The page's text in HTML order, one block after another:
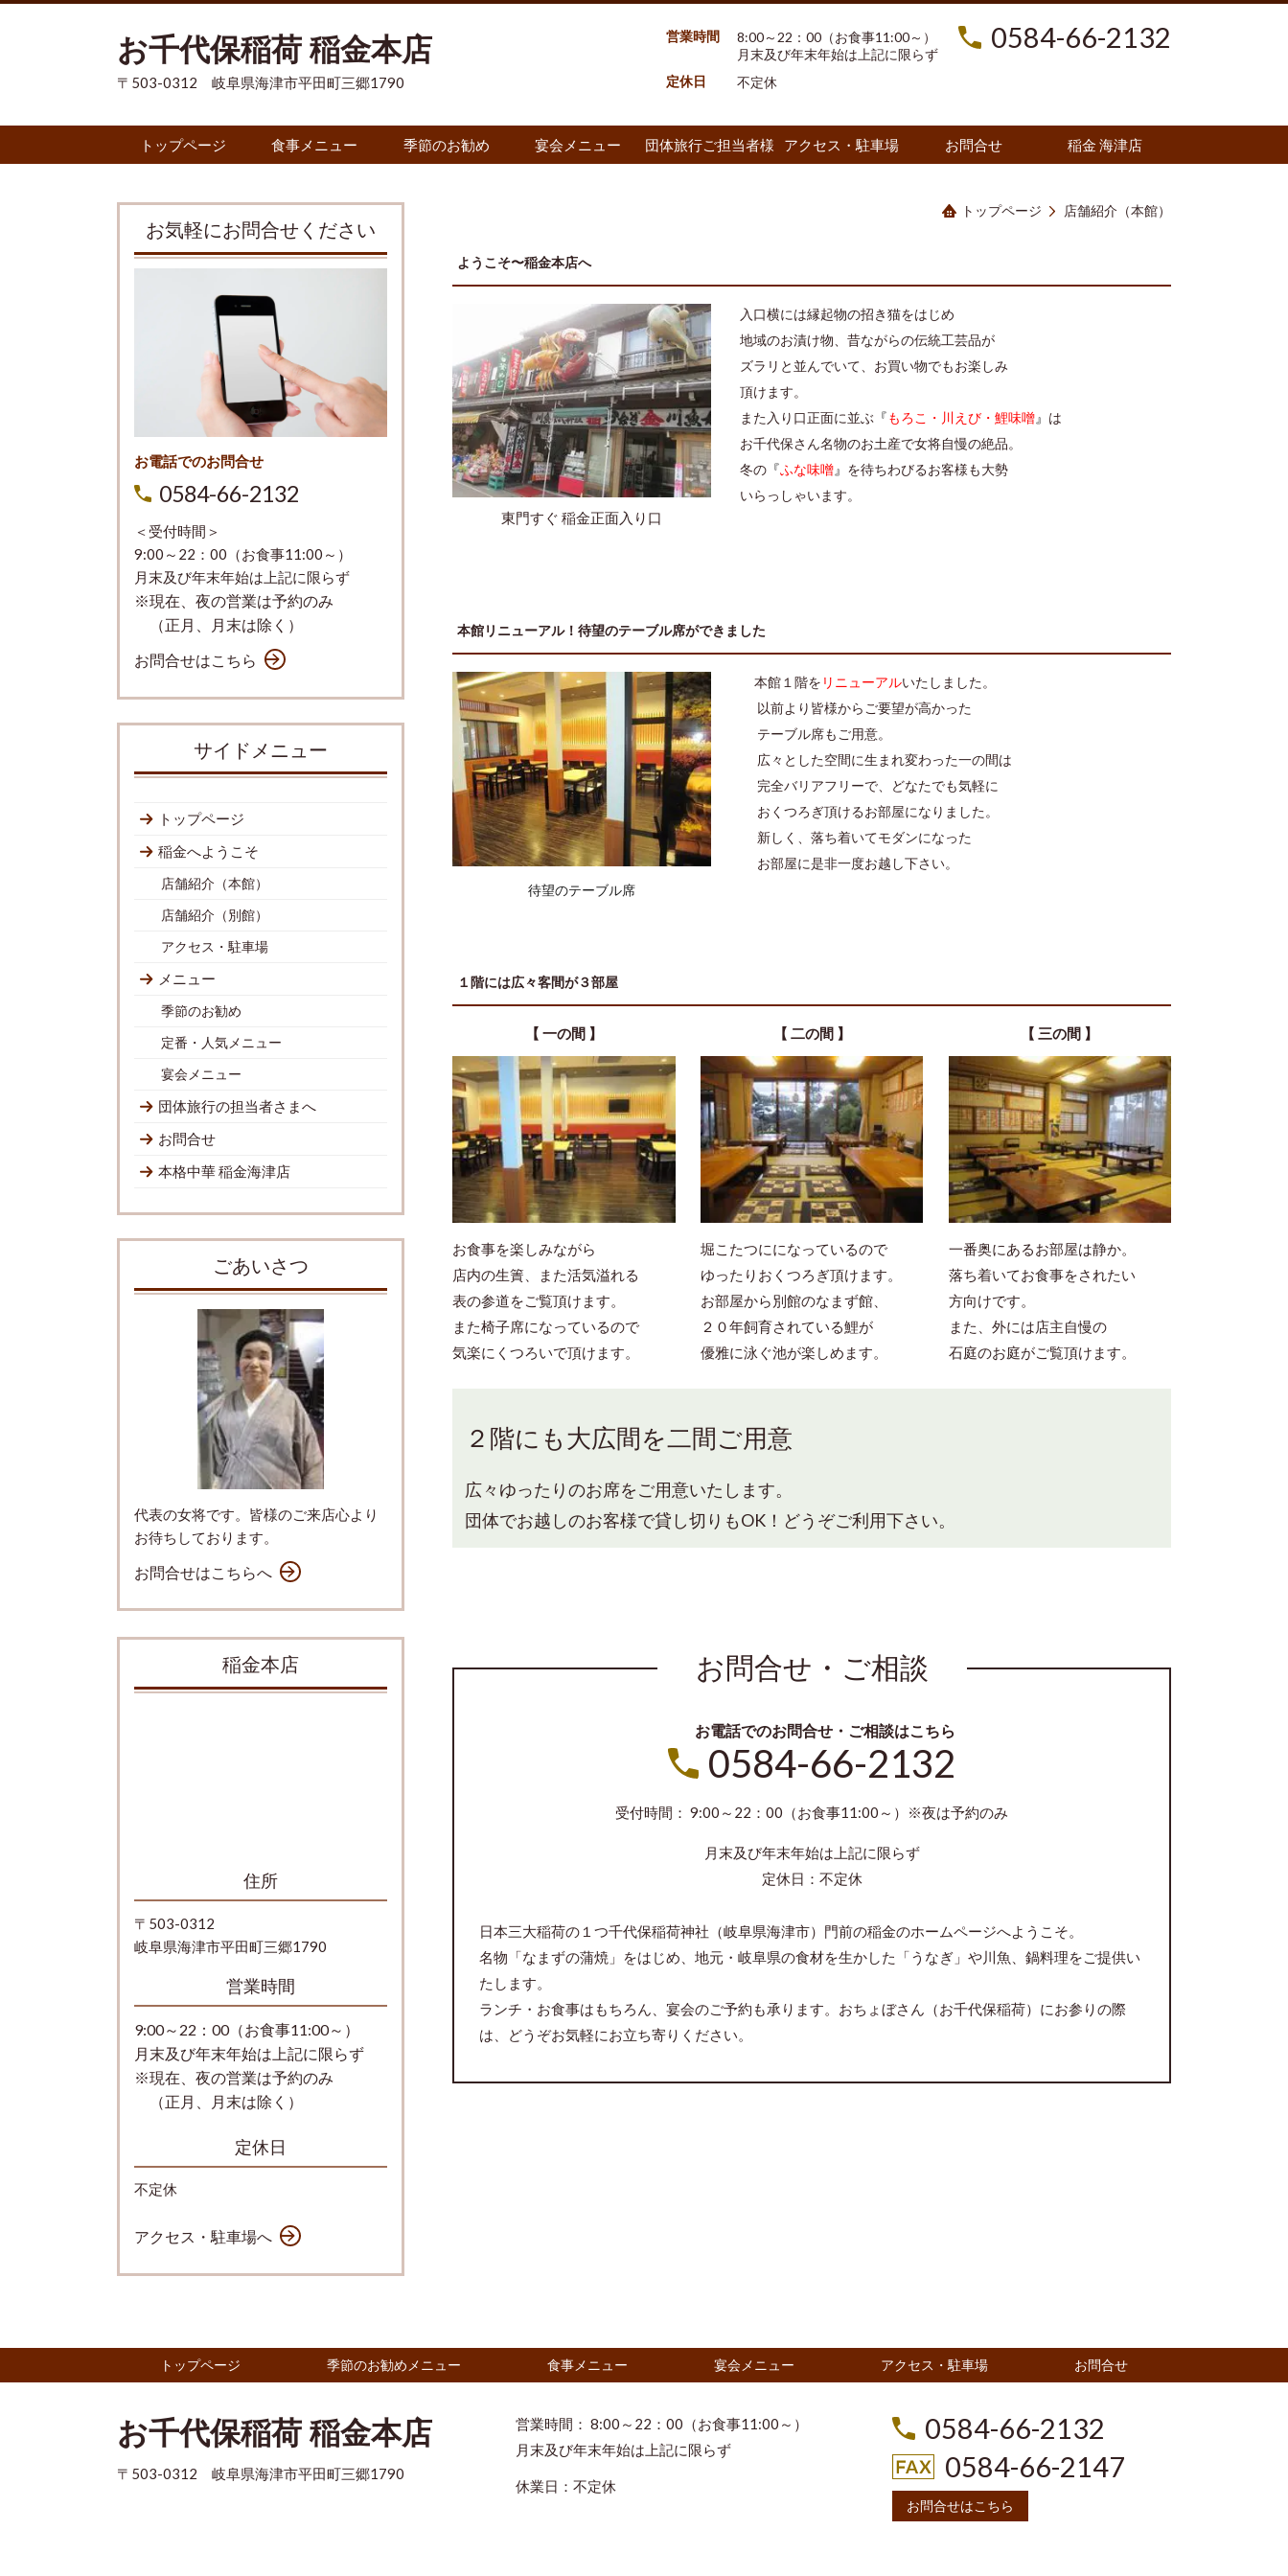
お千代保稲荷 稲金本店
〒503-0312 岐阜県海津市平田町三郷1790
営業時間
8:00～22：00（お食事11:00～）
月末及び年末年始は上記に限らず
定休日
不定休
0584-66-2132
トップページ 食事メニュー 季節のお勧め 宴会メニュー 団体旅行ご担当者様 アクセス・駐車場 お問合せ 稲金 海津店
トップページ 店舗紹介（本館）
ようこそ〜稲金本店へ
東門すぐ 稲金正面入り口
入口横には縁起物の招き猫をはじめ
地域のお漬け物、昔ながらの伝統工芸品が
ズラリと並んでいて、お買い物でもお楽しみ
頂けます。
また入り口正面に並ぶ 『もろこ・川えび・鯉味噌』 は
お千代保さん名物のお土産で女将自慢の絶品。
冬の 『ふな味噌』 を待ちわびるお客様も大勢
いらっしゃいます。
本館リニューアル！待望のテーブル席ができました
待望のテーブル席
本館１階を リニューアルいたしました。
以前より皆様からご要望が高かった
テーブル席もご用意。
広々とした空間に生まれ変わった一の間は
完全バリアフリーで、どなたでも気軽に
おくつろぎ頂けるお部屋になりました。
新しく、落ち着いてモダンになった
お部屋に是非一度お越し下さい。
１階には広々客間が３部屋
【 一の間 】 【 二の間 】 【 三の間 】
お食事を楽しみながら
店内の生簀、また活気溢れる
表の参道をご覧頂けます。
また椅子席になっているので
気楽にくつろいで頂けます。
堀こたつにになっているので
ゆったりおくつろぎ頂けます。
お部屋から別館のなまず館、
２０年飼育されている鯉が
優雅に泳ぐ池が楽しめます。
一番奥にあるお部屋は静か。
落ち着いてお食事をされたい
方向けです。
また、外には店主自慢の
石庭のお庭がご覧頂けます。
２階にも大広間を二間ご用意
広々ゆったりのお席をご用意いたします。
団体でお越しのお客様で貸し切りもOK！どうぞご利用下さい。
お問合せ・ご相談
お電話でのお問合せ・ご相談はこちら
0584-66-2132
受付時間： 9:00～22：00（お食事11:00～）※夜は予約のみ​
月末及び年末年始は上記に限らず
定休日：不定休
日本三大稲荷の１つ千代保稲荷神社（岐阜県海津市）門前の稲金のホームページへようこそ。
名物「なまずの蒲焼」をはじめ、地元・岐阜県の食材を生かした「うなぎ」や川魚、鍋料理をご提供い
たします。
ランチ・お食事はもちろん、宴会のご予約も承ります。おちょぼさん（お千代保稲荷）にお参りの際
は、どうぞお気軽にお立ち寄りください。
お気軽にお問合せください
お電話でのお問合せ
0584-66-2132
＜受付時間＞
9:00～22：00（お食事11:00～）
月末及び年末年始は上記に限らず
※現在、夜の営業は予約のみ
（正月、月末は除く）
お問合せはこちら
サイドメニュー
トップページ
稲金へようこそ
店舗紹介（本館）
店舗紹介（別館）
アクセス・駐車場
メニュー
季節のお勧め
定番・人気メニュー
宴会メニュー
団体旅行の担当者さまへ
お問合せ
本格中華 稲金海津店
ごあいさつ
代表の女将です。皆様のご来店心より
お待ちしております。
お問合せはこちらへ
稲金本店
住所
〒503-0312
岐阜県海津市平田町三郷1790
営業時間
9:00～22：00（お食事11:00～）
月末及び年末年始は上記に限らず
※現在、夜の営業は予約のみ
（正月、月末は除く）
定休日
不定休
アクセス・駐車場へ
トップページ 季節のお勧めメニュー 食事メニュー 宴会メニュー アクセス・駐車場 お問合せ
お千代保稲荷 稲金本店
〒503-0312 岐阜県海津市平田町三郷1790
営業時間： 8:00～22：00（お食事11:00～）
月末及び年末年始は上記に限らず
休業日：不定休
0584-66-2132
0584-66-2147
お問合せはこちら